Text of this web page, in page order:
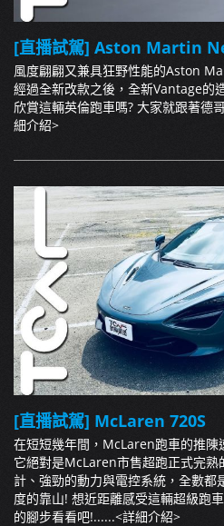
[直播試駕] Aston Martin
風度翩翩又兼具狂野性能的Aston
經過全新改款之後，全新Vantage的
欣賞這輛英倫跑車嗎? 大家就跟著德
細介紹>
[直播試駕] McLaren 720S
在短短幾年間，McLaren跑車的推陳
它絕對是McLaren市售超跑正式完
計、強勁的動力與電控系統，全數都
度的靠山! 想近距離感受這輛超級跑
的腳步看看吧!......<詳細介紹>